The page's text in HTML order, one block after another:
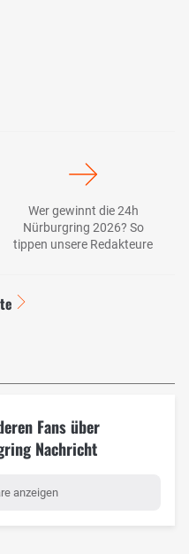
Wer gewinnt die 24h
Nürburgring 2026? So
tippen unsere Redakteure
Fans über
Nachricht
anzeigen